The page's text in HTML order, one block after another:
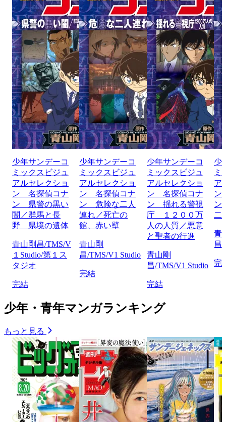
少年サンデーコ
ミックスビジュ
アルセレクショ
ン 名探偵コナ
ン 県警の黒い
闇／群馬と長
野 県境の遺体
青山剛昌/TMS/V
１Studio/第１ス
タジオ
完結
少年サンデーコ
ミックスビジュ
アルセレクショ
ン 名探偵コナ
ン 危険な二人
連れ／死亡の
館、赤い壁
青山剛
昌/TMS/V1 Studio
完結
少年サンデーコ
ミックスビジュ
アルセレクショ
ン 名探偵コナ
ン 揺れる警視
庁 １２００万
人の人質／悪意
と聖者の行進
青山剛
昌/TMS/V1 Studio
完結
少
ミ
ア
ン
ン
二
青
昌
完
少年・青年マンガランキング
もっと見る